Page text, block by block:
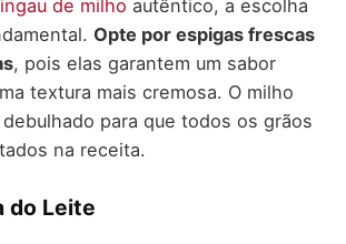
de milho autêntico, a escolha
Opte por espigas frescas
, pois elas garantem um sabor
textura mais cremosa. O milho
para que todos os grãos
na receita.
do Leite